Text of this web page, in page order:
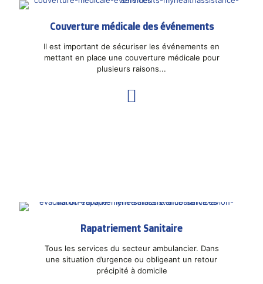
Couverture médicale des événements
Il est important de sécuriser les événements en
mettant en place une couverture médicale pour
plusieurs raisons...
Rapatriement Sanitaire
Tous les services du secteur ambulancier. Dans
une situation d’urgence ou obligeant un retour
précipité à domicile